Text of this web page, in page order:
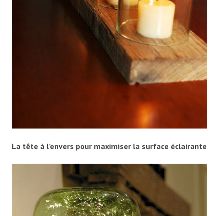
La tête à l’envers pour maximiser la surface éclairante